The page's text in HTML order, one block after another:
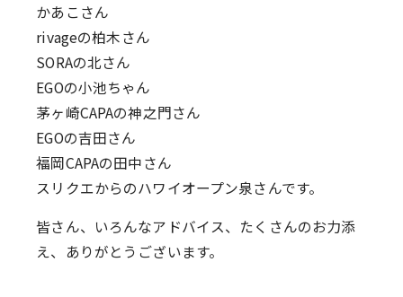
かあこさん
rivageの柏木さん
SORAの北さん
EGOの小池ちゃん
茅ヶ崎CAPAの神之門さん
EGOの吉田さん
福岡CAPAの田中さん
スリクエからのハワイオープン泉さんです。
皆さん、いろんなアドバイス、たくさんのお力添
え、ありがとうございます。